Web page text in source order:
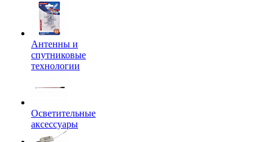
Антенны и
спутниковые
технологии
Осветительные
аксессуары